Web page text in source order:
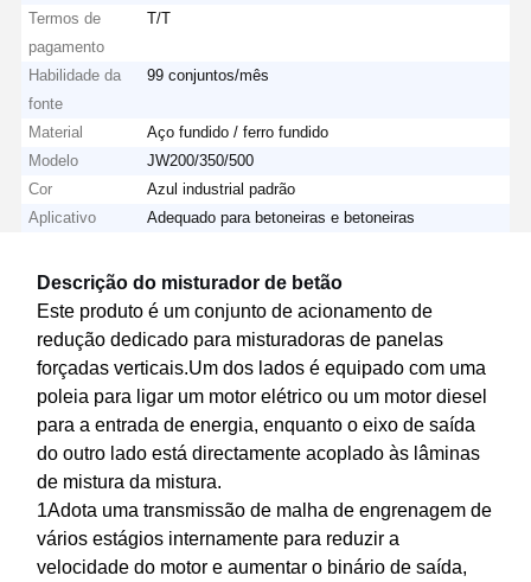
Termos de
pagamento
T/T
Habilidade da
fonte
99 conjuntos/mês
Material
Aço fundido / ferro fundido
Modelo
JW200/350/500
Cor
Azul industrial padrão
Aplicativo
Adequado para betoneiras e betoneiras
Descrição do misturador de betão
Este produto é um conjunto de acionamento de
redução dedicado para misturadoras de panelas
forçadas verticais.Um dos lados é equipado com uma
poleia para ligar um motor elétrico ou um motor diesel
para a entrada de energia, enquanto o eixo de saída
do outro lado está directamente acoplado às lâminas
de mistura da mistura.
1Adota uma transmissão de malha de engrenagem de
vários estágios internamente para reduzir a
velocidade do motor e aumentar o binário de saída,